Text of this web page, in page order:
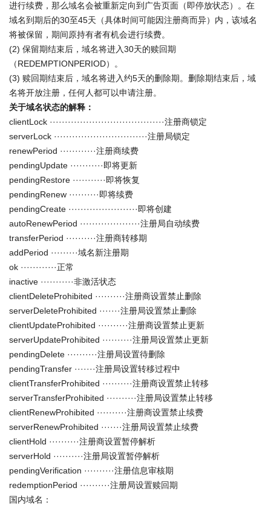
进行续费，那么域名会被重新定向到广告页面（即停放状态）。在
域名到期后的30至45天（具体时间可能因注册商而异）内，该域名
将被保留，期间原持有者有机会进行续费。
(2) 保留期结束后，域名将进入30天的赎回期
（REDEMPTIONPERIOD）。
(3) 赎回期结束后，域名将进入约5天的删除期。删除期结束后，域
名将开放注册，任何人都可以申请注册。
关于域名状态的解释：
clientLock ······································注册商锁定
serverLock ·······························注册局锁定
renewPeriod ············注册商续费
pendingUpdate ···········即将更新
pendingRestore ···········即将恢复
pendingRenew ··········即将续费
pendingCreate ·······················即将创建
autoRenewPeriod ····················注册局自动续费
transferPeriod ··········注册商转移期
addPeriod ·········域名新注册期
ok ············正常
inactive ···········非激活状态
clientDeleteProhibited ··········注册商设置禁止删除
serverDeleteProhibited ·······注册局设置禁止删除
clientUpdateProhibited ··········注册商设置禁止更新
serverUpdateProhibited ··········注册局设置禁止更新
pendingDelete ··········注册局设置待删除
pendingTransfer ·······注册局设置转移过程中
clientTransferProhibited ··········注册商设置禁止转移
serverTransferProhibited ··········注册局设置禁止转移
clientRenewProhibited ··········注册商设置禁止续费
serverRenewProhibited ·······注册局设置禁止续费
clientHold ··········注册商设置暂停解析
serverHold ··········注册局设置暂停解析
pendingVerification ··········注册信息审核期
redemptionPeriod ··········注册局设置赎回期
国内域名：